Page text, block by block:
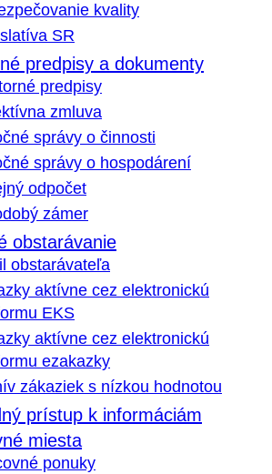
kvality
SR
predpisy a dokumenty
predpisy
zmluva
správy o činnosti
správy o hospodárení
odpočet
zámer
obstarávanie
obstarávateľa
aktívne cez elektronickú
EKS
aktívne cez elektronickú
ezakazky
zákaziek s nízkou hodnotou
prístup k informáciám
miesta
ponuky